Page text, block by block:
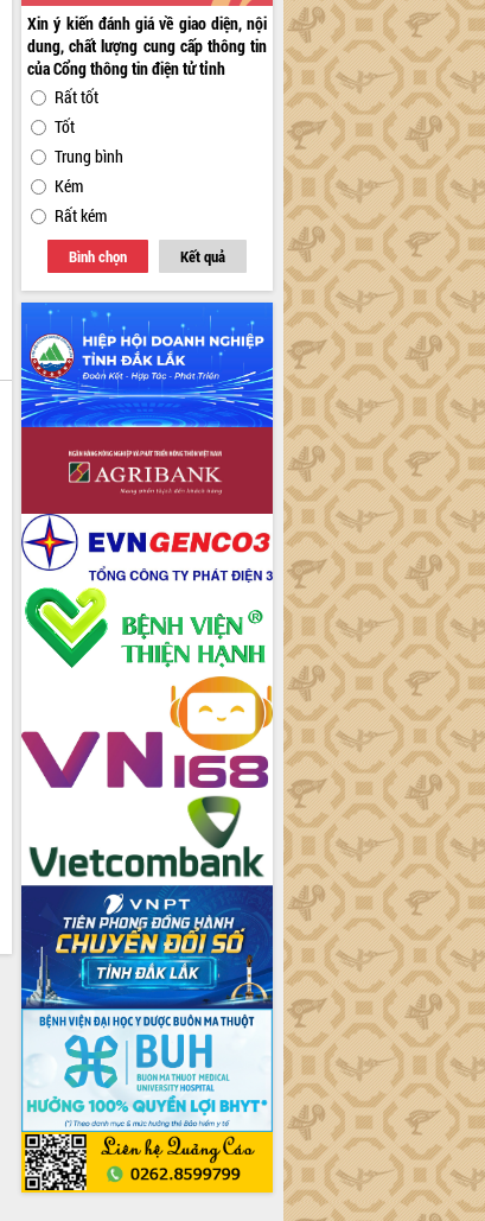
Xin ý kiến đánh giá về giao diện, nội
dung, chất lượng cung cấp thông tin
của Cổng thông tin điện tử tỉnh
Rất tốt
Tốt
Trung bình
Kém
Rất kém
Bình chọn Kết quả